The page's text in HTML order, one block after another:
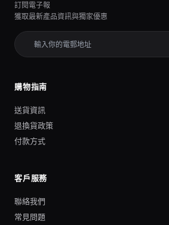
訂閱電子報
獲取最新產品資訊與獨家優惠
購物指南
送貨資訊
退換貨政策
付款方式
客戶服務
聯絡我們
常見問題